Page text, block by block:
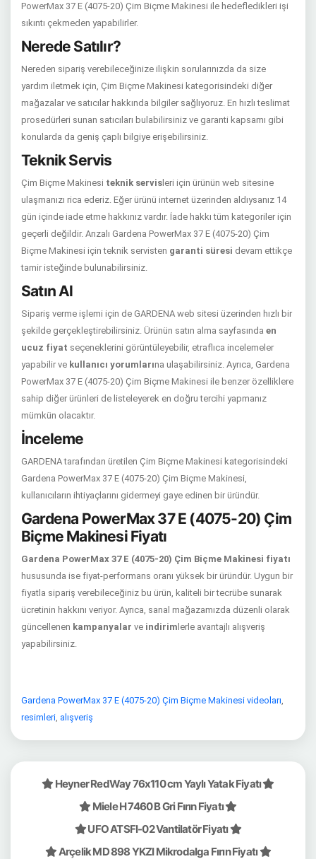
PowerMax 37 E (4075-20) Çim Biçme Makinesi ile hedefledikleri işi
sıkıntı çekmeden yapabilirler.
Nerede Satılır?
Nereden sipariş verebileceğinize ilişkin sorularınızda da size
yardım iletmek için, Çim Biçme Makinesi kategorisindeki diğer
mağazalar ve satıcılar hakkında bilgiler sağlıyoruz. En hızlı teslimat
prosedürleri sunan satıcıları bulabilirsiniz ve garanti kapsamı gibi
konularda da geniş çaplı bilgiye erişebilirsiniz.
Teknik Servis
Çim Biçme Makinesi teknik servis leri için ürünün web sitesine
ulaşmanızı rica ederiz. Eğer ürünü internet üzerinden aldıysanız 14
gün içinde iade etme hakkınız vardır. İade hakkı tüm kategoriler için
geçerli değildir. Arızalı Gardena PowerMax 37 E (4075-20) Çim
Biçme Makinesi için teknik servisten garanti süresi devam ettikçe
tamir isteğinde bulunabilirsiniz.
Satın Al
Sipariş verme işlemi için de GARDENA web sitesi üzerinden hızlı bir
şekilde gerçekleştirebilirsiniz. Ürünün satın alma sayfasında en
ucuz fiyat seçeneklerini görüntüleyebilir, etraflıca incelemeler
yapabilir ve kullanıcı yorumlarına ulaşabilirsiniz. Ayrıca, Gardena
PowerMax 37 E (4075-20) Çim Biçme Makinesi ile benzer özelliklere
sahip diğer ürünleri de listeleyerek en doğru tercihi yapmanız
mümkün olacaktır.
İnceleme
GARDENA tarafından üretilen Çim Biçme Makinesi kategorisindeki
Gardena PowerMax 37 E (4075-20) Çim Biçme Makinesi,
kullanıcıların ihtiyaçlarını gidermeyi gaye edinen bir üründür.
Gardena PowerMax 37 E (4075-20) Çim
Biçme Makinesi Fiyatı
Gardena PowerMax 37 E (4075-20) Çim Biçme Makinesi fiyatı
hususunda ise fiyat-performans oranı yüksek bir üründür. Uygun bir
fiyatla sipariş verebileceğiniz bu ürün, kaliteli bir tecrübe sunarak
ücretinin hakkını veriyor. Ayrıca, sanal mağazamızda düzenli olarak
güncellenen kampanyalar ve indirim lerle avantajlı alışveriş
yapabilirsiniz.
Gardena PowerMax 37 E (4075-20) Çim Biçme Makinesi videoları,
resimleri, alışveriş
Heyner RedWay 76x110 cm Yaylı Yatak Fiyatı
Miele H 7460 B Gri Fırın Fiyatı
UFO ATSFI-02 Vantilatör Fiyatı
Arçelik MD 898 YKZI Mikrodalga Fırın Fiyatı